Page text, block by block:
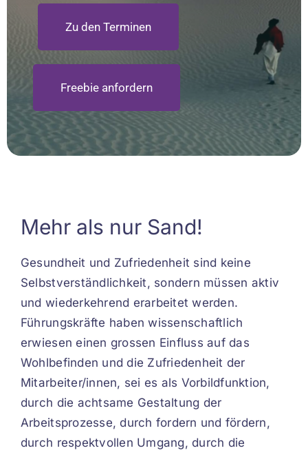
Zu den Terminen
Freebie anfordern
Mehr als nur Sand!
Gesundheit und Zufriedenheit sind keine
Selbstverständlichkeit, sondern müssen aktiv
und wiederkehrend erarbeitet werden.
Führungskräfte haben wissenschaftlich
erwiesen einen grossen Einfluss auf das
Wohlbefinden und die Zufriedenheit der
Mitarbeiter/innen, sei es als Vorbildfunktion,
durch die achtsame Gestaltung der
Arbeitsprozesse, durch fordern und fördern,
durch respektvollen Umgang, durch die